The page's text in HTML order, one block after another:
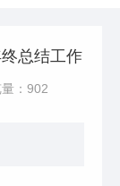
总结工作
：902